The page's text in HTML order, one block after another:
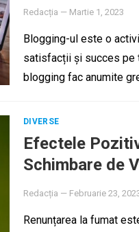
Redacția — Martie 1, 2023
Blogging-ul este o
satisfacții și succes pe
blogging fac anumite
DIVERSE
Efectele
Schimbare de
Redacția — Februarie 23,
Renunțarea la fumat